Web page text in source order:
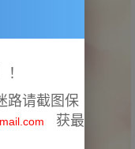
路请截图保
获最